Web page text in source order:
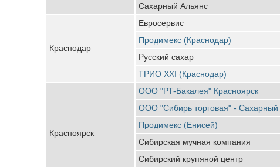
Сахарный Альянс
Краснодар
Евросервис
Продимекс (Краснодар)
Русский сахар
ТРИО XXI (Краснодар)
Красноярск
ООО "РТ-Бакалея" Красноярск
ООО "Сибирь торговая" - Сахарный
Продимекс (Енисей)
Сибирская мучная компания
Сибирский крупяной центр